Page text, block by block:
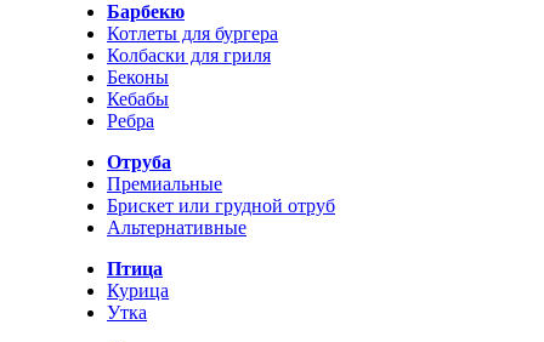
Барбекю
Котлеты для бургера
Колбаски для гриля
Беконы
Кебабы
Ребра
Отруба
Премиальные
Брискет или грудной отруб
Альтернативные
Птица
Курица
Утка